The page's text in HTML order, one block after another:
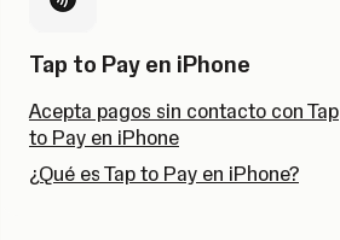
Tap to Pay en iPhone
Acepta pagos sin contacto con Tap
to Pay en iPhone
¿Qué es Tap to Pay en iPhone?